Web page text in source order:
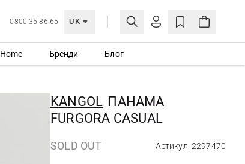
0800 35 86 65 UK
МОЯ ОБЛІКІВКА
Ще не зареєстровані?
СТВОРИТИ ОБЛІКІВКУ
Home Бренди Блог
KANGOL ПАНАМА
FURGORA CASUAL
SOLD OUT Артикул: 2297470